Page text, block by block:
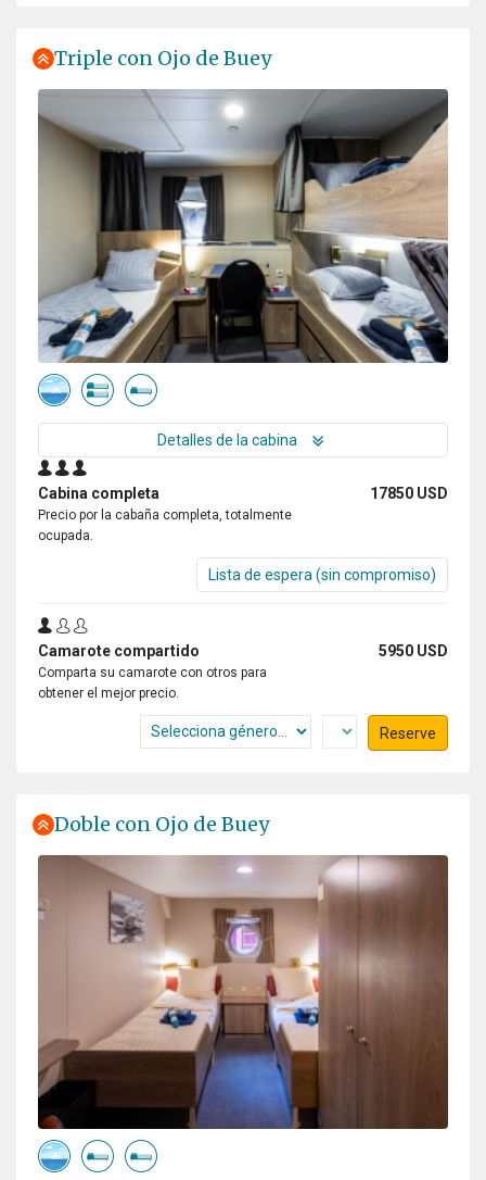
Triple con Ojo de Buey
Detalles de la cabina
Cabina completa 17850 USD
Precio por la cabaña completa, totalmente
ocupada.
Lista de espera (sin compromiso)
Camarote compartido 5950 USD
Comparta su camarote con otros para
obtener el mejor precio.
Reserve
Doble con Ojo de Buey